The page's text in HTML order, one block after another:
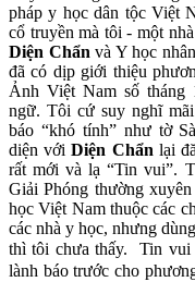
pháp y học dân tộc Việt
cổ truyền mà tôi - một
Diện Chẩnvà Y học
đã có dịp giới thiệu
Ảnh Việt Nam số tháng
ngữ. Tôi cứ suy nghĩ
báo “khó tính” như tờ
diện vớiDiện Chẩnlại
rất mới và lạ “Tin vui”.
Giải Phóng thường
học Việt Nam thuộc các
các nhà y học, nhưng
thì tôi chưa thấy.
Tin vui
lành báo trước cho